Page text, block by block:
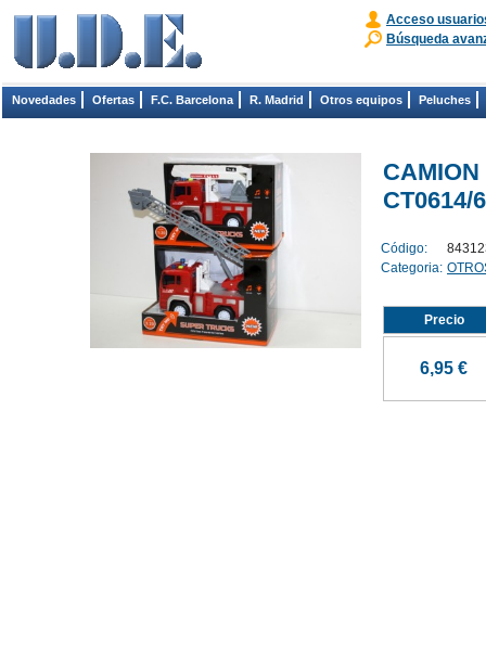
Acceso
Búsqueda
Novedades Ofertas F.C. Barcelona R. Madrid Otros equipos Peluches
CT0614/
Código:
Categoria:
Precio
6,95 €